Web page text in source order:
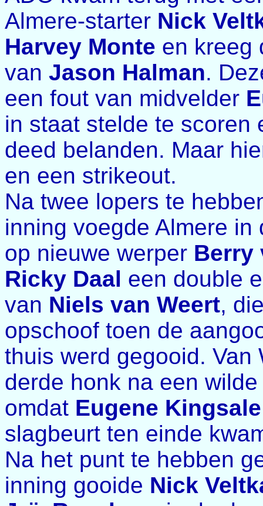
Almere-starter Nick
Harvey Monte en kreeg
van Jason Halman.
een fout van midvelder
in staat stelde te scoren
deed belanden. Maar
en een strikeout.
Na twee lopers te
inning voegde Almere
op nieuwe werper Berry
Ricky Daal een double
van Niels van Weert,
opschoof toen de
thuis werd gegooid.
derde honk na een
omdat Eugene Kingsale
slagbeurt ten einde
Na het punt te hebben
inning gooide Nick